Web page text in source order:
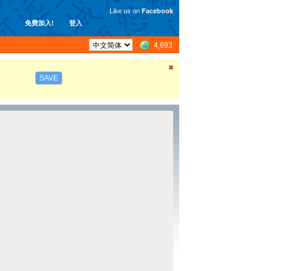
免费加入! 登入
Like us on Facebook
4,693
SAVE